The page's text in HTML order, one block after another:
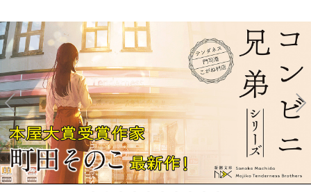
Pre
v
xt